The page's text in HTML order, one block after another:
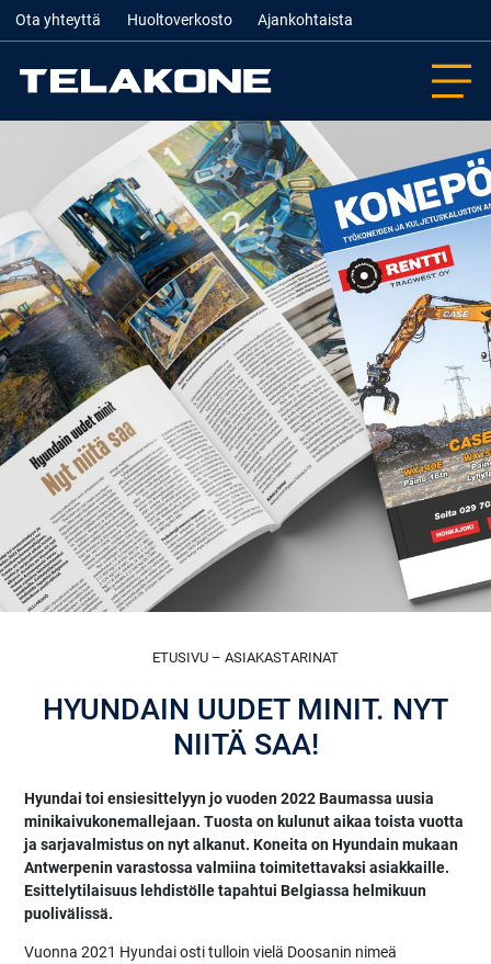
Ota yhteyttä Huoltoverkosto Ajankohtaista
ETUSIVU – ASIAKASTARINAT
HYUNDAIN UUDET MINIT. NYT
NIITÄ SAA!
Hyundai toi ensiesittelyyn jo vuoden 2022 Baumassa uusia
minikaivukonemallejaan. Tuosta on kulunut aikaa toista vuotta
ja sarjavalmistus on nyt alkanut. Koneita on Hyundain mukaan
Antwerpenin varastossa valmiina toimitettavaksi asiakkaille.
Esittelytilaisuus lehdistölle tapahtui Belgiassa helmikuun
puolivälissä.
Vuonna 2021 Hyundai osti tulloin vielä Doosanin nimeä